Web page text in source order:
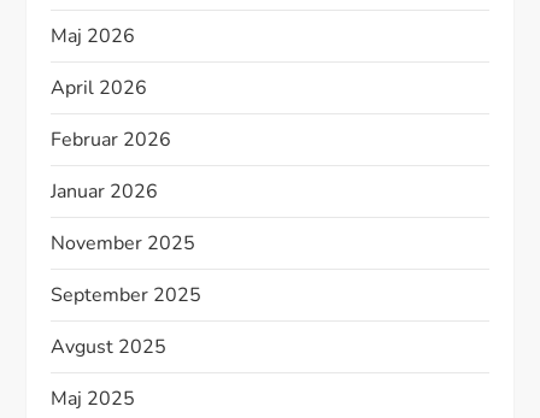
Maj 2026
April 2026
Februar 2026
Januar 2026
November 2025
September 2025
Avgust 2025
Maj 2025